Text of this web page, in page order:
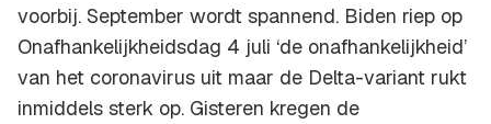
voorbij. September wordt spannend. Biden riep op
Onafhankelijkheidsdag 4 juli ‘de onafhankelijkheid’
van het coronavirus uit maar de Delta-variant rukt
inmiddels sterk op. Gisteren kregen de